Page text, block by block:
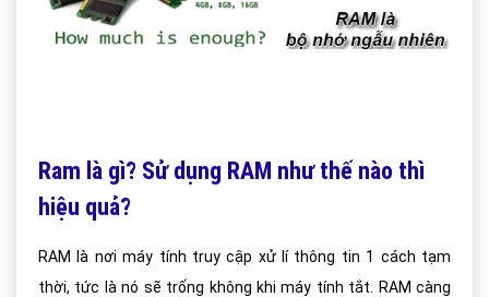
Ram là gì? Sử dụng RAM như thế nào thì
hiệu quả?
RAM là nơi máy tính truy cập xử lí thông tin 1 cách tạm
thời, tức là nó sẽ trống không khi máy tính tắt. RAM càng